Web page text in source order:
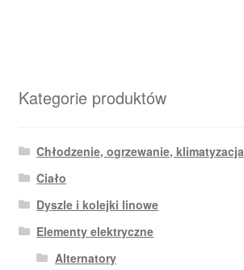
Kategorie produktów
Chłodzenie, ogrzewanie, klimatyzacja
Ciało
Dyszle i kolejki linowe
Elementy elektryczne
Alternatory